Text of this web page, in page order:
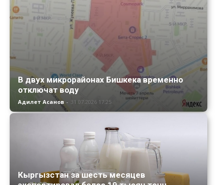
В двух микрорайонах Бишкека временно
отключат воду
Адилет Асанов - 31.07.2026 17:25
Кыргызстан за шесть месяцев